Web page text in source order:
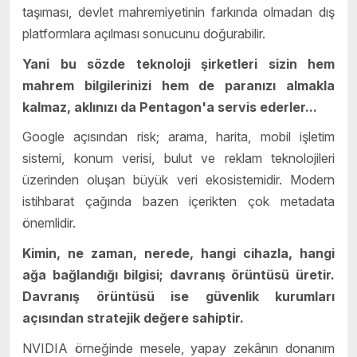
taşıması, devlet mahremiyetinin farkında olmadan dış
platformlara açılması sonucunu doğurabilir.
Yani bu sözde teknoloji şirketleri sizin hem
mahrem bilgilerinizi hem de paranızı almakla
kalmaz, aklınızı da Pentagon'a servis ederler...
Google açısından risk; arama, harita, mobil işletim
sistemi, konum verisi, bulut ve reklam teknolojileri
üzerinden oluşan büyük veri ekosistemidir. Modern
istihbarat çağında bazen içerikten çok metadata
önemlidir.
Kimin, ne zaman, nerede, hangi cihazla, hangi
ağa bağlandığı bilgisi; davranış örüntüsü üretir.
Davranış örüntüsü ise güvenlik kurumları
açısından stratejik değere sahiptir.
NVIDIA örneğinde mesele, yapay zekânın donanım